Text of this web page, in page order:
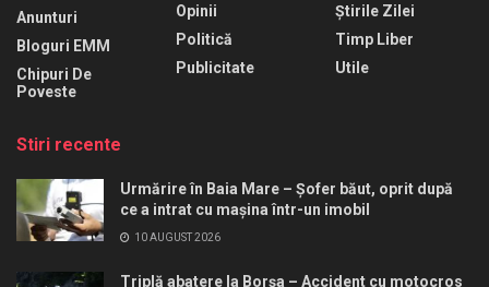
Anunturi
Bloguri EMM
Chipuri De
Poveste
Opinii
Politică
Publicitate
Știrile Zilei
Timp Liber
Utile
Stiri recente
Urmărire în Baia Mare – Șofer băut, oprit după
ce a intrat cu mașina într-un imobil
10 AUGUST 2026
Triplă abatere la Borșa – Accident cu motocros